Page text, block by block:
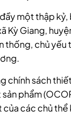
một thập kỷ,
Kỳ Giang,
thống, chủ yếu
chính sách
phẩm
các chủ thể